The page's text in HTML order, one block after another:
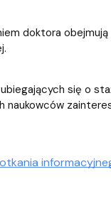
doktora
się o
naukowców